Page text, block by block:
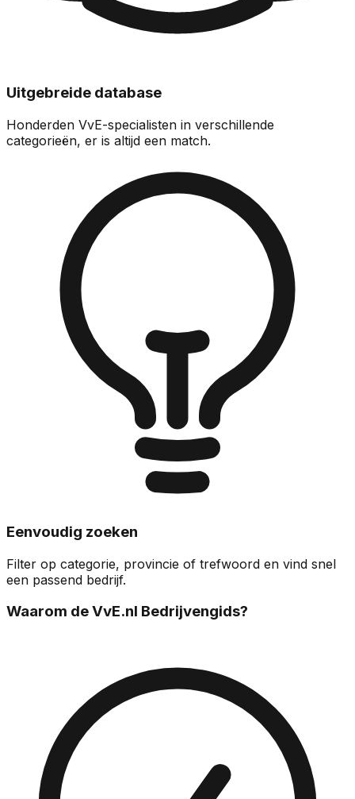
Uitgebreide database
Honderden VvE-specialisten in verschillende
categorieën, er is altijd een match.
Eenvoudig zoeken
Filter op categorie, provincie of trefwoord en vind snel
een passend bedrijf.
Waarom de VvE.nl Bedrijvengids?